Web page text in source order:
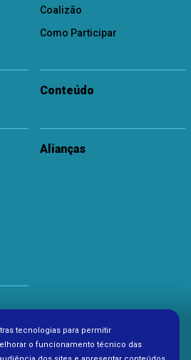
Coalizão
Como Participar
Conteúdo
Alianças
tecnologias para permitir
o funcionamento técnico das